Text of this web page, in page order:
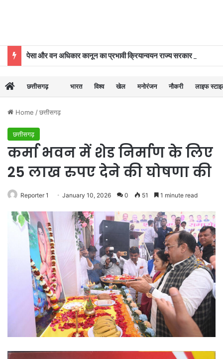
छत्तीसगढ़ भारत विश्व खेल मनोरंजन नौकरी लाइफ
Home /छत्तीसगढ़
छत्तीसगढ़
कर्मा भवन में शेड निर्माण के लिए
25 लाख रुपए देने की घोषणा की
Reporter 1 January 10, 2026 0 51 1 minute read